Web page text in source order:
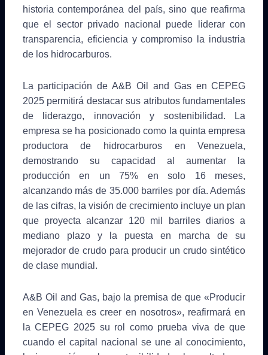
historia contemporánea del país, sino que reafirma
que el sector privado nacional puede liderar con
transparencia, eficiencia y compromiso la industria
de los hidrocarburos.
La participación de A&B Oil and Gas en CEPEG
2025 permitirá destacar sus atributos fundamentales
de liderazgo, innovación y sostenibilidad. La
empresa se ha posicionado como la quinta empresa
productora de hidrocarburos en Venezuela,
demostrando su capacidad al aumentar la
producción en un 75% en solo 16 meses,
alcanzando más de 35.000 barriles por día. Además
de las cifras, la visión de crecimiento incluye un plan
que proyecta alcanzar 120 mil barriles diarios a
mediano plazo y la puesta en marcha de su
mejorador de crudo para producir un crudo sintético
de clase mundial.
A&B Oil and Gas, bajo la premisa de que «Producir
en Venezuela es creer en nosotros», reafirmará en
la CEPEG 2025 su rol como prueba viva de que
cuando el capital nacional se une al conocimiento,